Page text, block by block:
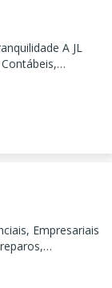
A JL
Empresariais
sem